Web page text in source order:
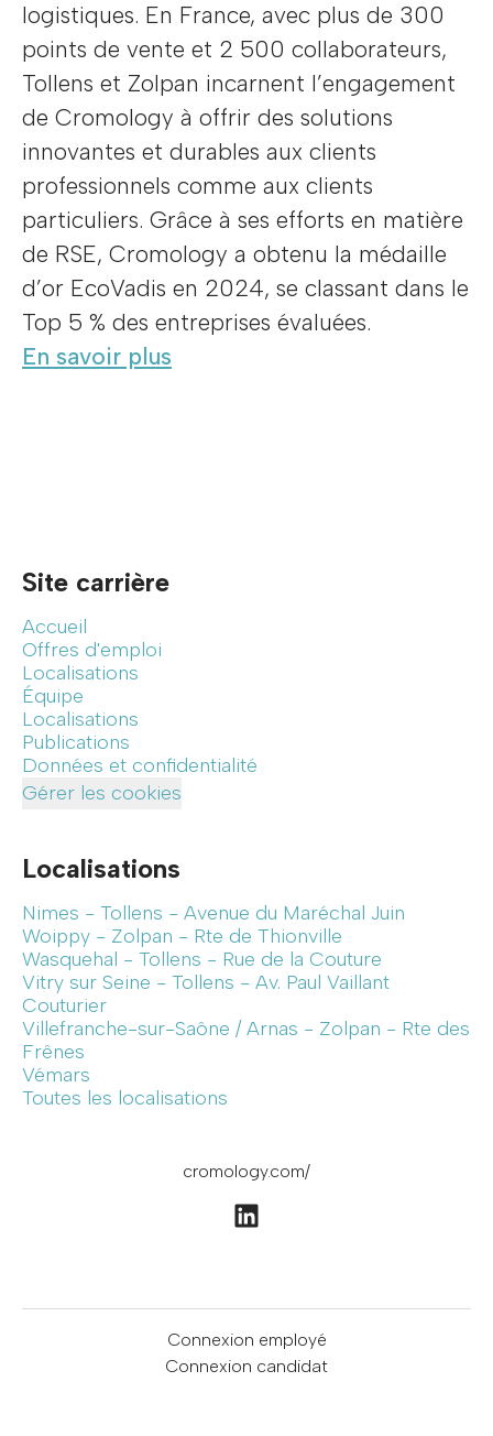
logistiques. En France, avec plus de 300
points de vente et 2 500 collaborateurs,
Tollens et Zolpan incarnent l’engagement
de Cromology à offrir des solutions
innovantes et durables aux clients
professionnels comme aux clients
particuliers. Grâce à ses efforts en matière
de RSE, Cromology a obtenu la médaille
d’or EcoVadis en 2024, se classant dans le
Top 5 % des entreprises évaluées.
En savoir plus
Site carrière
Accueil
Offres d'emploi
Localisations
Équipe
Localisations
Publications
Données et confidentialité
Gérer les cookies
Localisations
Nimes - Tollens - Avenue du Maréchal Juin
Woippy - Zolpan - Rte de Thionville
Wasquehal - Tollens - Rue de la Couture
Vitry sur Seine - Tollens - Av. Paul Vaillant
Couturier
Villefranche-sur-Saône / Arnas - Zolpan - Rte des
Frênes
Vémars
Toutes les localisations
cromology.com/
Connexion employé
Connexion candidat